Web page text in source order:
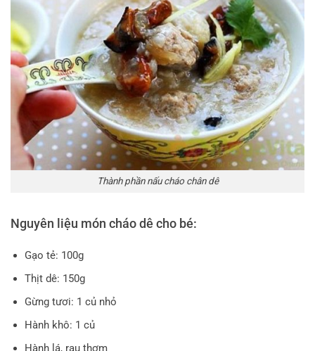
Thành phần nấu cháo chân dê
Nguyên liệu món cháo dê cho bé:
Gạo tẻ: 100g
Thịt dê: 150g
Gừng tươi: 1 củ nhỏ
Hành khô: 1 củ
Hành lá, rau thơm